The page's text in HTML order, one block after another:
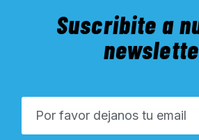
Suscribite a